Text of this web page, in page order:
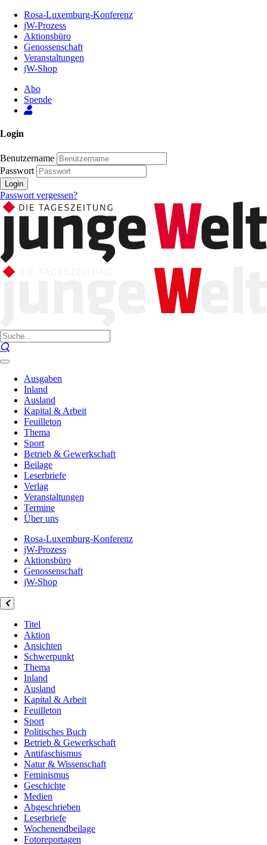
Inhalt
Seite
Rosa-Luxemburg-Konferenz
jW-Prozess
Aktionsbüro
Genossenschaft
Veranstaltungen
jW-Shop
Abo
Spende
Login
Benutzername
Passwort
Login
Passwort vergessen?
Ausgaben
Inland
Ausland
Kapital & Arbeit
Feuilleton
Thema
Sport
Betrieb & Gewerkschaft
Beilage
Leserbriefe
Verlag
Veranstaltungen
Termine
Über uns
Rosa-Luxemburg-Konferenz
jW-Prozess
Aktionsbüro
Genossenschaft
jW-Shop
Titel
Aktion
Ansichten
Schwerpunkt
Thema
Inland
Ausland
Kapital & Arbeit
Feuilleton
Sport
Politisches Buch
Betrieb & Gewerkschaft
Antifaschismus
Natur & Wissenschaft
Feminismus
Geschichte
Medien
Abgeschrieben
Leserbriefe
Wochenendbeilage
Fotoreportagen